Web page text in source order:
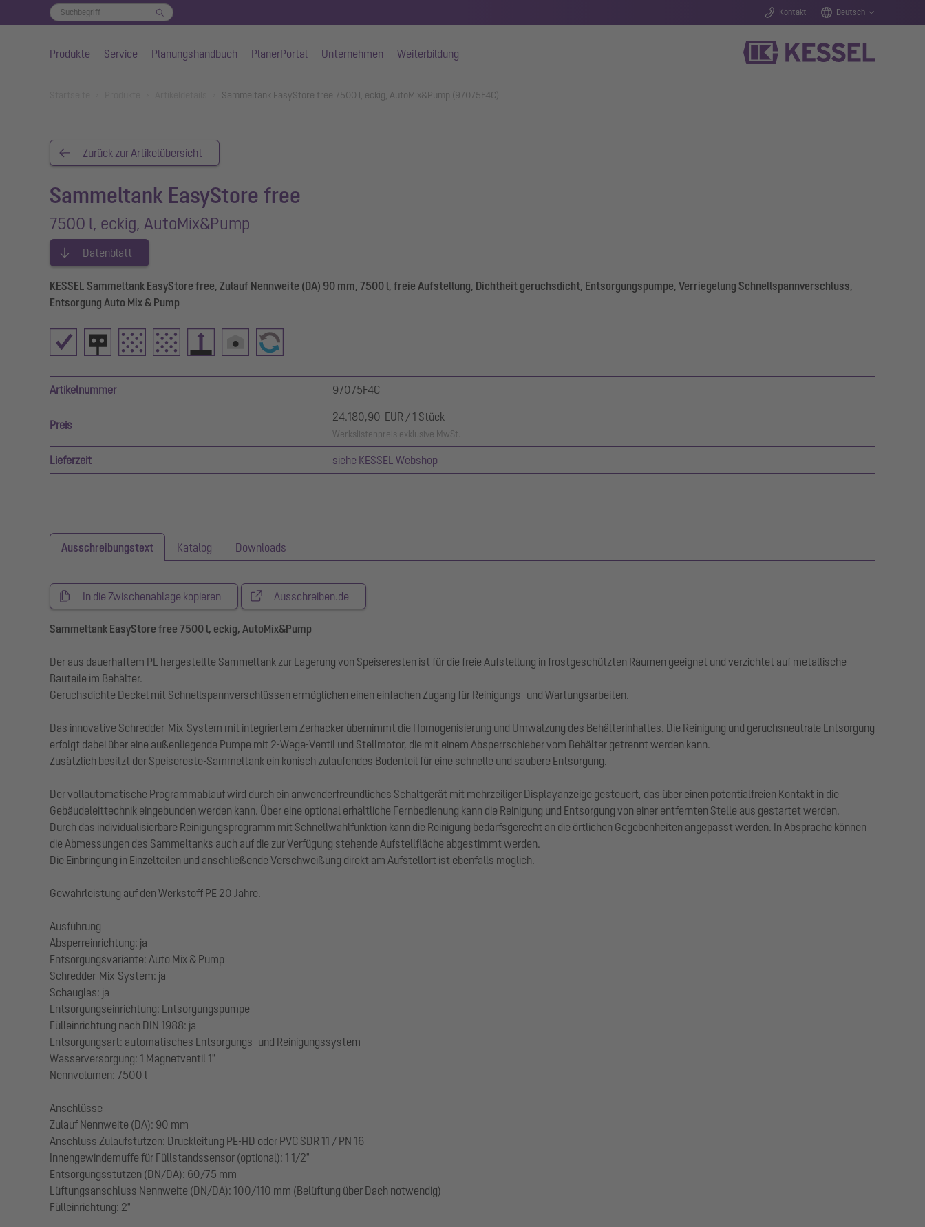
Kontakt Deutsch
Produkte Service Planungshandbuch PlanerPortal Unternehmen Weiterbildung
Sammeltank EasyStore free 7500 l, eckig, AutoMix&Pump (97075F4C)
Zurück zur Artikelübersicht
Sammeltank EasyStore free
7500 l, eckig, AutoMix&Pump
Datenblatt
KESSEL Sammeltank EasyStore free, Zulauf Nennweite (DA) 90 mm, 7500 l, freie Aufstellung, Dichtheit geruchsdicht, Entsorgungspumpe, Verriegelung Schnellspannverschluss,
Entsorgung Auto Mix & Pump
Artikelnummer 97075F4C
Preis
24.180,90 EUR / 1 Stück
Werkslistenpreis exklusive MwSt.
Lieferzeit siehe KESSEL Webshop
Ausschreibungstext Katalog Downloads
In die Zwischenablage kopieren Ausschreiben.de
Sammeltank EasyStore free 7500 l, eckig, AutoMix&Pump
Der aus dauerhaftem PE hergestellte Sammeltank zur Lagerung von Speiseresten ist für die freie Aufstellung in frostgeschützten Räumen geeignet und verzichtet auf metallische
Bauteile im Behälter.
Geruchsdichte Deckel mit Schnellspannverschlüssen ermöglichen einen einfachen Zugang für Reinigungs- und Wartungsarbeiten.
Das innovative Schredder-Mix-System mit integriertem Zerhacker übernimmt die Homogenisierung und Umwälzung des Behälterinhaltes. Die Reinigung und geruchsneutrale Entsorgung
erfolgt dabei über eine außenliegende Pumpe mit 2-Wege-Ventil und Stellmotor, die mit einem Absperrschieber vom Behälter getrennt werden kann.
Zusätzlich besitzt der Speisereste-Sammeltank ein konisch zulaufendes Bodenteil für eine schnelle und saubere Entsorgung.
Der vollautomatische Programmablauf wird durch ein anwenderfreundliches Schaltgerät mit mehrzeiliger Displayanzeige gesteuert, das über einen potentialfreien Kontakt in die
Gebäudeleittechnik eingebunden werden kann. Über eine optional erhältliche Fernbedienung kann die Reinigung und Entsorgung von einer entfernten Stelle aus gestartet werden.
Durch das individualisierbare Reinigungsprogramm mit Schnellwahlfunktion kann die Reinigung bedarfsgerecht an die örtlichen Gegebenheiten angepasst werden. In Absprache können
die Abmessungen des Sammeltanks auch auf die zur Verfügung stehende Aufstellfläche abgestimmt werden.
Die Einbringung in Einzelteilen und anschließende Verschweißung direkt am Aufstellort ist ebenfalls möglich.
Gewährleistung auf den Werkstoff PE 20 Jahre.
Ausführung
Absperreinrichtung: ja
Entsorgungsvariante: Auto Mix & Pump
Schredder-Mix-System: ja
Schauglas: ja
Entsorgungseinrichtung: Entsorgungspumpe
Fülleinrichtung nach DIN 1988: ja
Entsorgungsart: automatisches Entsorgungs- und Reinigungssystem
Wasserversorgung: 1 Magnetventil 1"
Nennvolumen: 7500 l
Anschlüsse
Zulauf Nennweite (DA): 90 mm
Anschluss Zulaufstutzen: Druckleitung PE-HD oder PVC SDR 11 / PN 16
Innengewindemuffe für Füllstandssensor (optional): 1 1/2"
Entsorgungsstutzen (DN/DA): 60/75 mm
Lüftungsanschluss Nennweite (DN/DA): 100/110 mm (Belüftung über Dach notwendig)
Fülleinrichtung: 2"